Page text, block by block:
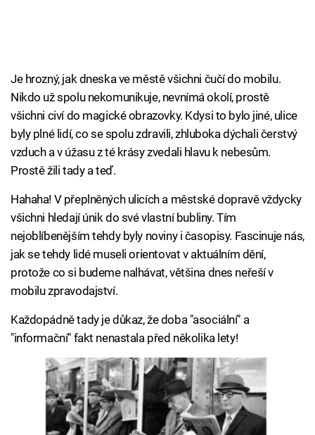
Je hrozný, jak dneska ve městě všichni čučí do mobilu.
Nikdo už spolu nekomunikuje, nevnímá okolí, prostě
všichni civí do magické obrazovky. Kdysi to bylo jiné, ulice
byly plné lidí, co se spolu zdravili, zhluboka dýchali čerstvý
vzduch a v úžasu z té krásy zvedali hlavu k nebesům.
Prostě žili tady a teď.
Hahaha! V přeplněných ulicích a městské dopravě vždycky
všichni hledají únik do své vlastní bubliny. Tím
nejoblíbenějším tehdy byly noviny i časopisy. Fascinuje nás,
jak se tehdy lidé museli orientovat v aktuálním dění,
protože co si budeme nalhávat, většina dnes neřeší v
mobilu zpravodajství.
Každopádně tady je důkaz, že doba "asociální" a
"informační" fakt nenastala před několika lety!